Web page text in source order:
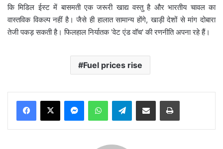
कि मिडिल ईस्ट में बासमती एक जरूरी खाद्य वस्तु है और भारतीय चावल का
वास्तविक विकल्प नहीं है। जैसे ही हालात सामान्य होंगे, खाड़ी देशों से मांग दोबारा
तेजी पकड़ सकती है। फिलहाल निर्यातक 'वेट एंड वॉच' की रणनीति अपना रहे हैं।
Fuel prices rise
MessengerWhatsAppTelegramShare via Email Print